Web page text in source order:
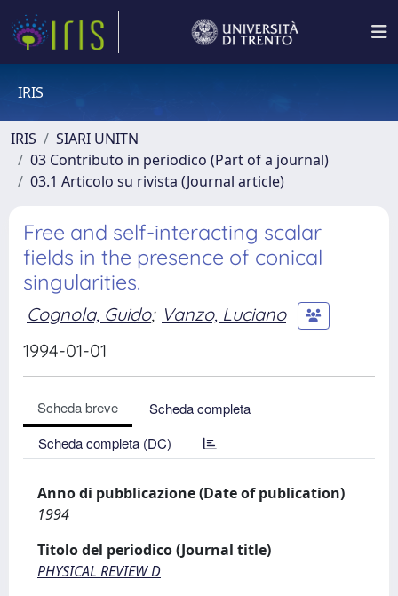
IRIS
IRIS
SIARI UNITN
03 Contributo in periodico (Part of a journal)
03.1 Articolo su rivista (Journal article)
Free and self-interacting scalar
fields in the presence of conical
singularities.
Cognola, Guido; Vanzo, Luciano
1994-01-01
Scheda breve
Scheda completa
Scheda completa (DC)
Anno di pubblicazione (Date of publication)
1994
Titolo del periodico (Journal title)
PHYSICAL REVIEW D